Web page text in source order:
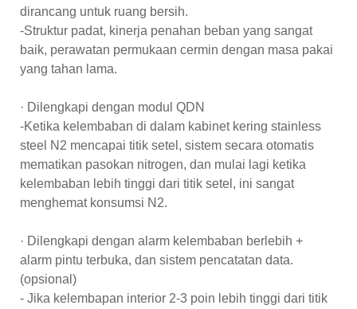
dirancang untuk ruang bersih.
-Struktur padat, kinerja penahan beban yang sangat
baik, perawatan permukaan cermin dengan masa pakai
yang tahan lama.
· Dilengkapi dengan modul QDN
-Ketika kelembaban di dalam kabinet kering stainless
steel N2 mencapai titik setel, sistem secara otomatis
mematikan pasokan nitrogen, dan mulai lagi ketika
kelembaban lebih tinggi dari titik setel, ini sangat
menghemat konsumsi N2.
· Dilengkapi dengan alarm kelembaban berlebih +
alarm pintu terbuka, dan sistem pencatatan data.
(opsional)
- Jika kelembapan interior 2-3 poin lebih tinggi dari titik